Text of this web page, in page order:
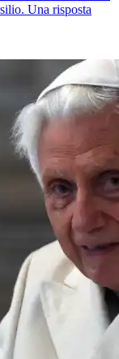
Una risposta